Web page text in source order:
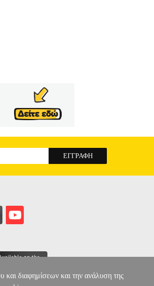
και διαφημίσεων και την ανάλυση της